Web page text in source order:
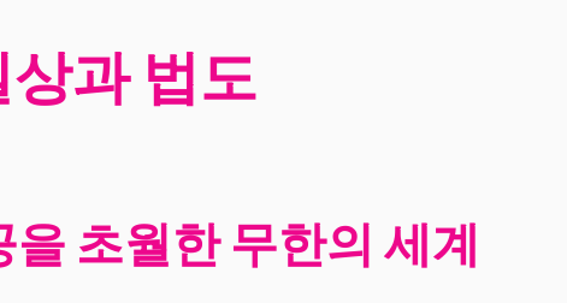
과 법도
초월한 무한의 세계